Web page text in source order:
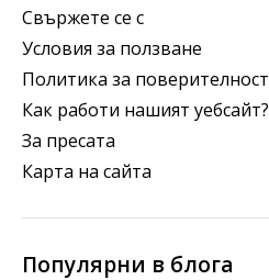
Свържете се с
Условия за ползване
Политика за поверителност
Как работи нашият уебсайт?
За пресата
Карта на сайта
Популярни в блога